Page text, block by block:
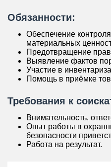
Обязанности:
Обеспечение
материальных
Предотвращение
Выявление фактов
Участие в
Помощь в приёмке
Требования к
Внимательность,
Опыт работы в
безопасности
Работа на результат.